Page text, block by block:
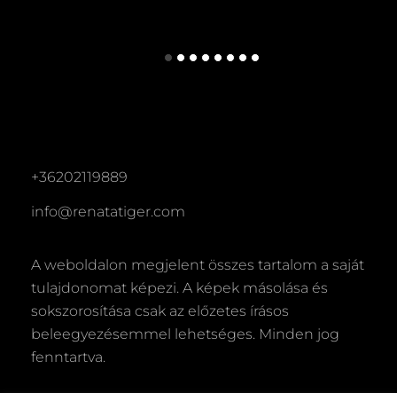
+36202119889
info@renatatiger.com
A weboldalon megjelent összes tartalom a saját
tulajdonomat képezi. A képek másolása és
sokszorosítása csak az előzetes írásos
beleegyezésemmel lehetséges. Minden jog
fenntartva.